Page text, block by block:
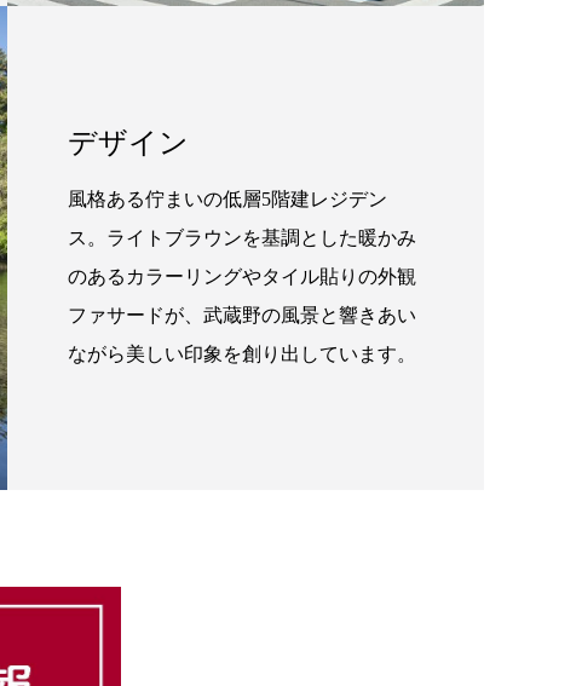
デザイン
風格ある佇まいの低層5階建レジデン
ス。ライトブラウンを基調とした暖かみ
のあるカラーリングやタイル貼りの外観
ファサードが、武蔵野の風景と響きあい
ながら美しい印象を創り出しています。